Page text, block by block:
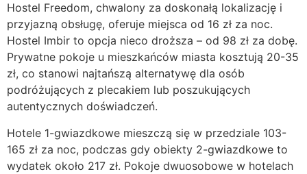
Hostel Freedom, chwalony za doskonałą lokalizację i
przyjazną obsługę, oferuje miejsca od 16 zł za noc.
Hostel Imbir to opcja nieco droższa – od 98 zł za dobę.
Prywatne pokoje u mieszkańców miasta kosztują 20-35
zł, co stanowi najtańszą alternatywę dla osób
podróżujących z plecakiem lub poszukujących
autentycznych doświadczeń.
Hotele 1-gwiazdkowe mieszczą się w przedziale 103-
165 zł za noc, podczas gdy obiekty 2-gwiazdkowe to
wydatek około 217 zł. Pokoje dwuosobowe w hotelach